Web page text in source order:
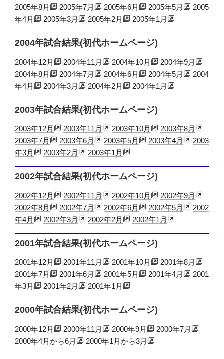
2005年8月
2005年7月 2005年6月 2005年5月
2005
年4月
2005年3月 2005年2月 2005年1月
2004年試合結果(初代ホームページ)
2004年12月 2004年11月 2004年10月
2004年9月
2004年8月
2004年7月 2004年6月 2004年5月
2004
年4月
2004年3月 2004年2月 2004年1月
2003年試合結果(初代ホームページ)
2003年12月 2003年11月 2003年10月
2003年8月
2003年7月
2003年6月 2003年5月 2003年4月
2003
年3月
2003年2月 2003年1月
2002年試合結果(初代ホームページ)
2002年12月 2002年11月 2002年10月
2002年9月
2002年8月
2002年7月 2002年6月 2002年5月
2002
年4月
2002年3月 2002年2月 2002年1月
2001年試合結果(初代ホームページ)
2001年12月 2001年11月 2001年10月
2001年8月
2001年7月
2001年6月 2001年5月 2001年4月
2001
年3月
2001年2月 2001年1月
2000年試合結果(初代ホームページ)
2000年12月 2000年11月 2000年9月
2000年7月
2000年4月から6月
2000年1月から3月